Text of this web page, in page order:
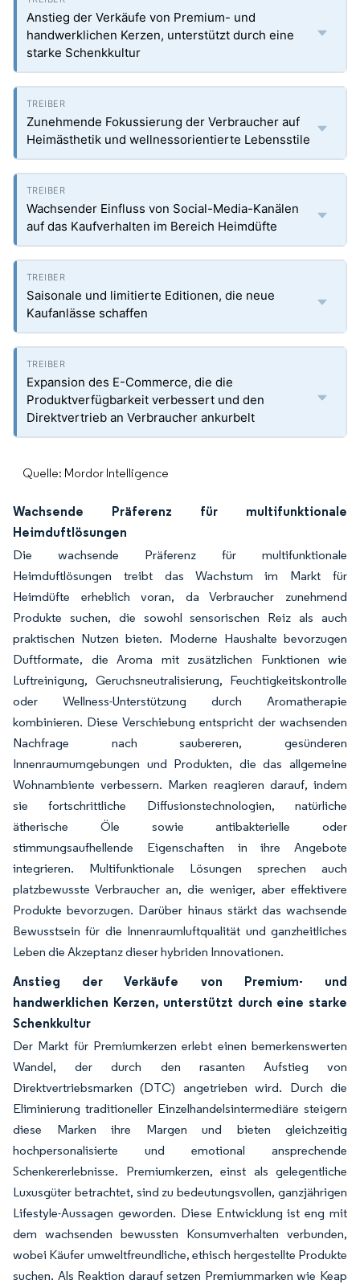
Anstieg der Verkäufe von Premium- und
handwerklichen Kerzen, unterstützt durch eine
starke Schenkkultur
Zunehmende Fokussierung der Verbraucher auf
Heimästhetik und wellnessorientierte Lebensstile
Wachsender Einfluss von Social-Media-Kanälen
auf das Kaufverhalten im Bereich Heimdüfte
Saisonale und limitierte Editionen, die neue
Kaufanlässe schaffen
Expansion des E-Commerce, die die
Produktverfügbarkeit verbessert und den
Direktvertrieb an Verbraucher ankurbelt
Quelle: Mordor Intelligence
Wachsende Präferenz für multifunktionale
Heimduftlösungen
Die wachsende Präferenz für multifunktionale
Heimduftlösungen treibt das Wachstum im Markt für
Heimdüfte erheblich voran, da Verbraucher zunehmend
Produkte suchen, die sowohl sensorischen Reiz als auch
praktischen Nutzen bieten. Moderne Haushalte bevorzugen
Duftformate, die Aroma mit zusätzlichen Funktionen wie
Luftreinigung, Geruchsneutralisierung, Feuchtigkeitskontrolle
oder Wellness-Unterstützung durch Aromatherapie
kombinieren. Diese Verschiebung entspricht der wachsenden
Nachfrage nach saubereren, gesünderen
Innenraumumgebungen und Produkten, die das allgemeine
Wohnambiente verbessern. Marken reagieren darauf, indem
sie fortschrittliche Diffusionstechnologien, natürliche
ätherische Öle sowie antibakterielle oder
stimmungsaufhellende Eigenschaften in ihre Angebote
integrieren. Multifunktionale Lösungen sprechen auch
platzbewusste Verbraucher an, die weniger, aber effektivere
Produkte bevorzugen. Darüber hinaus stärkt das wachsende
Bewusstsein für die Innenraumluftqualität und ganzheitliches
Leben die Akzeptanz dieser hybriden Innovationen.
Anstieg der Verkäufe von Premium- und
handwerklichen Kerzen, unterstützt durch eine starke
Schenkkultur
Der Markt für Premiumkerzen erlebt einen bemerkenswerten
Wandel, der durch den rasanten Aufstieg von
Direktvertriebsmarken (DTC) angetrieben wird. Durch die
Eliminierung traditioneller Einzelhandelsintermediäre steigern
diese Marken ihre Margen und bieten gleichzeitig
hochpersonalisierte und emotional ansprechende
Schenkererlebnisse. Premiumkerzen, einst als gelegentliche
Luxusgüter betrachtet, sind zu bedeutungsvollen, ganzjährigen
Lifestyle-Aussagen geworden. Diese Entwicklung ist eng mit
dem wachsenden bewussten Konsumverhalten verbunden,
wobei Käufer umweltfreundliche, ethisch hergestellte Produkte
suchen. Als Reaktion darauf setzen Premiummarken wie Keap